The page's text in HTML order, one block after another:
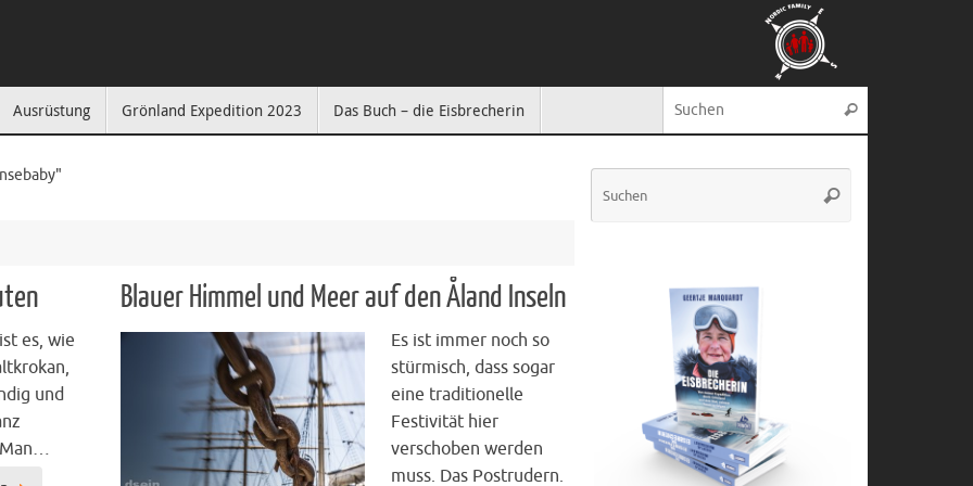
Ausrüstung Grönland Expedition 2023 Das Buch – die Eisbrecherin Suchen
es, wie
und
Blauer Himmel und Meer auf den Åland Inseln
Es ist immer noch so
stürmisch, dass sogar
eine traditionelle
Festivität hier
verschoben werden
muss. Das Postrudern.
Suchen